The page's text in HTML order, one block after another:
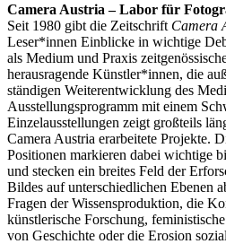
Camera Austria – Labor für
Seit 1980 gibt die Zeitschrift Camera
Leser*innen Einblicke in wichtige
als Medium und Praxis
herausragende Künstler*innen, die
ständigen Weiterentwicklung des
Ausstellungsprogramm mit einem
Einzelausstellungen zeigt großteils
Camera Austria erarbeitete Projekte.
Positionen markieren dabei wichtige
und stecken ein breites Feld der
Bildes auf unterschiedlichen Ebenen
Fragen der Wissensproduktion, die
künstlerische Forschung,
von Geschichte oder die Erosion